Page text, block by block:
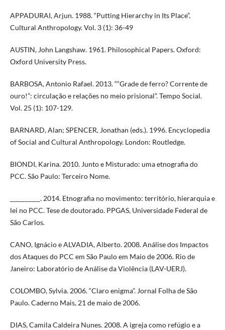
APPADURAI, Arjun. 1988. “Putting Hierarchy in Its Place”.
Cultural Anthropology. Vol. 3 (1): 36-49
AUSTIN, John Langshaw. 1961. Philosophical Papers. Oxford:
Oxford University Press.
BARBOSA, Antonio Rafael. 2013. ““Grade de ferro? Corrente de
ouro!”: circulação e relações no meio prisional”. Tempo Social.
Vol. 25 (1): 107-129.
BARNARD, Alan; SPENCER, Jonathan (eds.). 1996. Encyclopedia
of Social and Cultural Anthropology. London: Routledge.
BIONDI, Karina. 2010. Junto e Misturado: uma etnografia do
PCC. São Paulo: Terceiro Nome.
__________. 2014. Etnografia no movimento: território, hierarquia e
lei no PCC. Tese de doutorado. PPGAS, Universidade Federal de
São Carlos.
CANO, Ignácio e ALVADIA, Alberto. 2008. Análise dos Impactos
dos Ataques do PCC em São Paulo em Maio de 2006. Rio de
Janeiro: Laboratório de Análise da Violência (LAV-UERJ).
COLOMBO, Sylvia. 2006. “Claro enigma”. Jornal Folha de São
Paulo. Caderno Mais, 21 de maio de 2006.
DIAS, Camila Caldeira Nunes. 2008. A igreja como refúgio e a